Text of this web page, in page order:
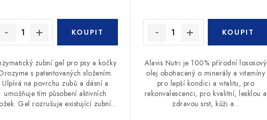
zubní gel pro psy a kočky
s patentovaných složením.
Ulpívá na povrchu zubů a dásní a
umožňuje tím působení aktivních
Gel rozrušuje existující zubní...
Alavis Nutri je 100% přírodní lososový
olej obohacený o minerály a vitamíny
pro lepší kondici a vitalitu, pro
rekonvalescenci, pro kvalitní, lesklou a
zdravou srst, kůži a...